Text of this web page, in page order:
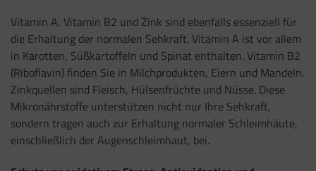
Vitamin A, Vitamin B2 und Zink sind ebenfalls essenziell für
die Erhaltung der normalen Sehkraft. Vitamin A ist vor allem
in Karotten, Süßkartoffeln und Spinat enthalten. Vitamin B2
(Riboflavin) finden Sie in Milchprodukten, Eiern und Mandeln.
Zinkquellen sind Fleisch, Hülsenfrüchte und Nüsse. Diese
Mikronährstoffe unterstützen nicht nur Ihre Sehkraft,
sondern tragen auch zur Erhaltung normaler Schleimhäute,
einschließlich der Augenschleimhaut, bei.